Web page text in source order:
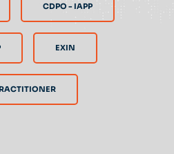
CDPO - IAPP
EXIN